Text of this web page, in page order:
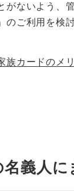
がないよう、
ご利用を検
族カードのメ
義人に